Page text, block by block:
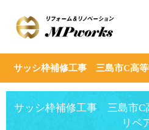
サッシ枠補修工事 三島市C高
サッシ枠補修工事 三島市
リペ